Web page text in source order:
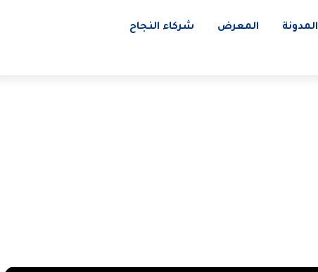
المدونة المعرض شركاء النجاح